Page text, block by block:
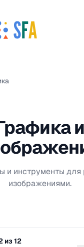
и
и инструменты для
изображениями.
из 12